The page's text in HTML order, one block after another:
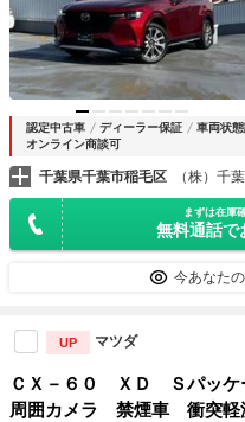
認定中古車 ディーラー保証 車両状
オンライン商談可
千葉県千葉市稲毛区 （株）千
まずは在庫
無料通話で
今あなた
UP マツダ
ＣＸ－６０ ＸＤ Ｓパッ
周囲カメラ 禁煙車 衝突